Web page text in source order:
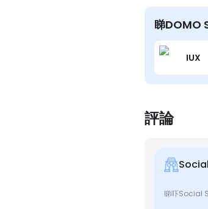
睇DOMO
IUX
評論
睇吓Social